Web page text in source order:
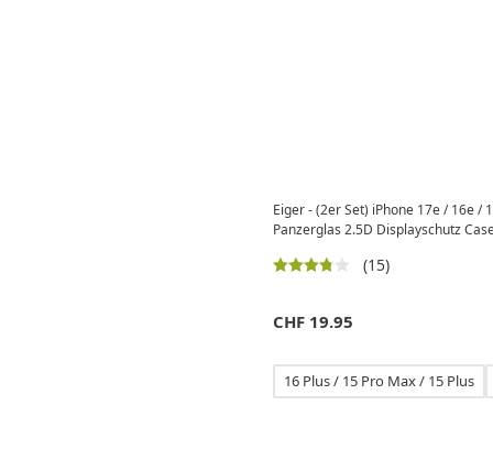
Eiger - (2er Set) iPhone 17e / 16e /
Panzerglas 2.5D Displayschutz
(15)
CHF 19.95
16 Plus / 15 Pro Max / 15 Plus